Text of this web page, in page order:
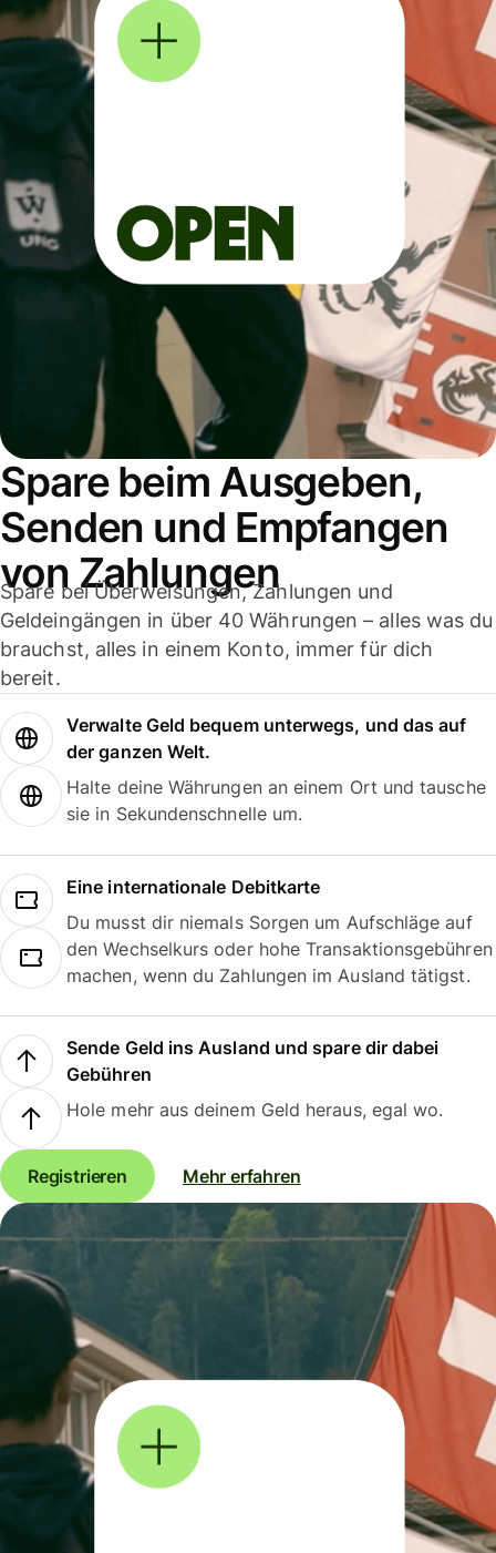
Spare beim Ausgeben,
Senden und Empfangen
von Zahlungen
Spare bei Überweisungen, Zahlungen und
Geldeingängen in über 40 Währungen – alles was du
brauchst, alles in einem Konto, immer für dich
bereit.
Verwalte Geld bequem unterwegs, und das auf
der ganzen Welt.
Halte deine Währungen an einem Ort und tausche
sie in Sekundenschnelle um.
Eine internationale Debitkarte
Du musst dir niemals Sorgen um Aufschläge auf
den Wechselkurs oder hohe Transaktionsgebühren
machen, wenn du Zahlungen im Ausland tätigst.
Sende Geld ins Ausland und spare dir dabei
Gebühren
Hole mehr aus deinem Geld heraus, egal wo.
Registrieren Mehr erfahren